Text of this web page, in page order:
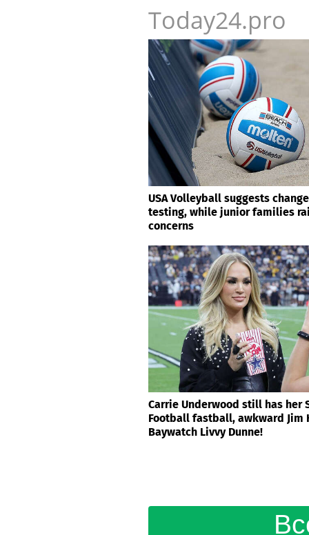
Today24.pro
USA Volleyball suggests
testing, while junior families
concerns
Carrie Underwood still has her
Football fastball, awkward Jim
Baywatch Livvy Dunne!